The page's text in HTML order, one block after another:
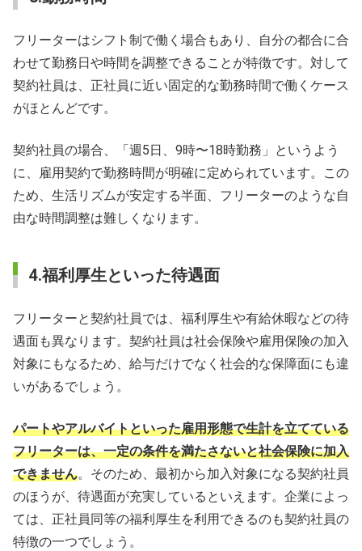
フリーターはシフト制で働く場合もあり、自分の都合に合
わせて勤務日や時間を調整できることが特徴です。対して
契約社員は、正社員に近い固定的な勤務時間で働くケース
がほとんどです。
契約社員の場合、「週5日、9時〜18時勤務」というよう
に、雇用契約で勤務時間が明確に定められています。この
ため、生活リズムが安定する半面、フリーターのような自
由な時間調整は難しくなります。
4.福利厚生といった待遇面
フリーターと契約社員では、福利厚生や有給休暇などの待
遇面も異なります。契約社員は社会保険や雇用保険の加入
対象にもなるため、給与だけでなく社会的な保障面にも違
いがあるでしょう。
パートやアルバイトといった雇用形態で生計を立てている
フリーターは、一定の条件を満たさないと社会保険に加入
できません。そのため、最初から加入対象になる契約社員
のほうが、待遇面が充実しているといえます。企業によっ
ては、正社員同等の福利厚生を利用できるのも契約社員の
特徴の一つでしょう。